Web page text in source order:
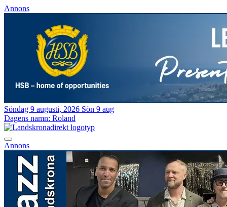
Annons
Söndag 9 augusti, 2026 Sön 9 aug
Dagens namn: Roland
Annons